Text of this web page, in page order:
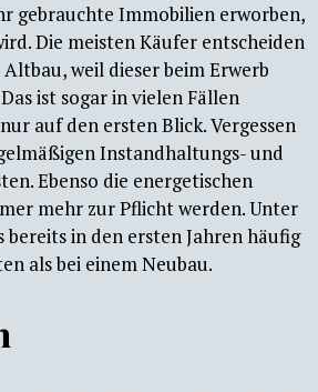
gebrauchte Immobilien erworben,
Die meisten Käufer entscheiden
weil dieser beim Erwerb
ist sogar in vielen Fällen
auf den ersten Blick. Vergessen
Instandhaltungs- und
Ebenso die energetischen
mehr zur Pflicht werden. Unter
in den ersten Jahren häufig
als bei einem Neubau.